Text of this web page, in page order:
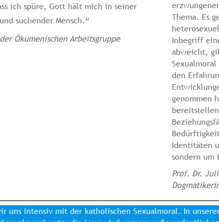
ich spüre, Gott hält mich in seiner
suchender Mensch.“
Ökumenischen Arbeitsgruppe
Thema. Es
Inbegriff
abweicht,
den
genommen
Identitäten
sondern um
Prof. Dr.
uns intensiv mit der katholischen Sexualmoral. In